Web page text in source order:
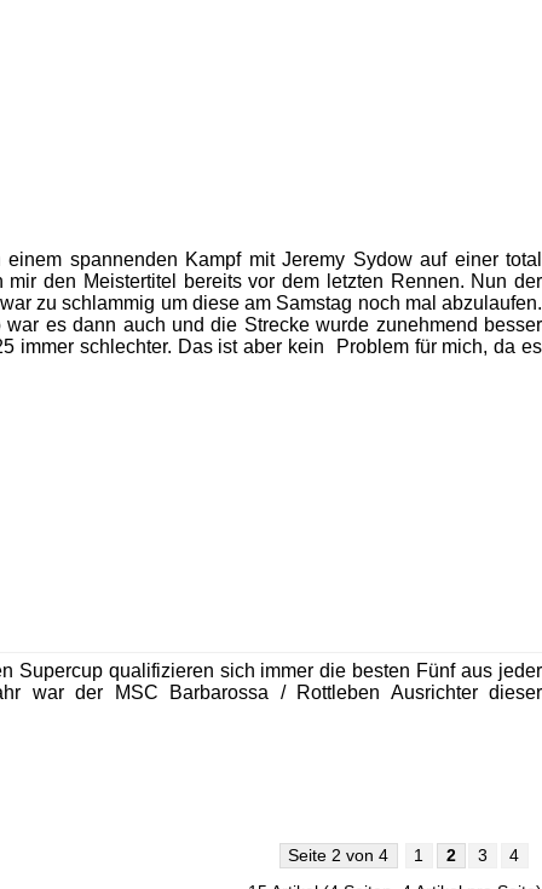
spannenden Kampf mit Jeremy Sydow auf einer total
den Meistertitel bereits vor dem letzten Rennen. Nun der
zu schlammig um diese am Samstag noch mal abzulaufen.
es dann auch und die Strecke wurde zunehmend besser
immer schlechter. Das ist aber kein Problem für mich, da es
Supercup qualifizieren sich immer die besten Fünf aus jeder
war der MSC Barbarossa / Rottleben Ausrichter dieser
Seite 2 von 4 1 2 3
4